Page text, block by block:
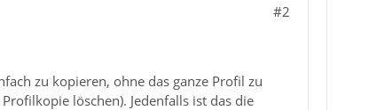
#2
zu kopieren, ohne das ganze Profil zu
löschen). Jedenfalls ist das die